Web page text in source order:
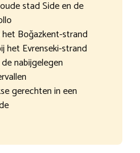
stad Side en de
Boğazkent-strand
het Evrenseki-strand
nabijgelegen
gerechten in een